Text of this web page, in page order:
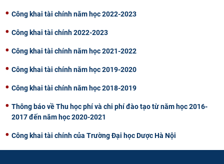
Công khai tài chính năm học 2022-2023
Công khai tài chính 2022-2023
Công khai tài chính năm học 2021-2022
Công khai tài chính năm học 2019-2020
Công khai tài chính năm học 2018-2019
Thông báo về Thu học phí và chi phí đào tạo từ năm học 2016-
2017 đến năm học 2020-2021​
Công khai tài chính của Trường Đại học Dược Hà Nội